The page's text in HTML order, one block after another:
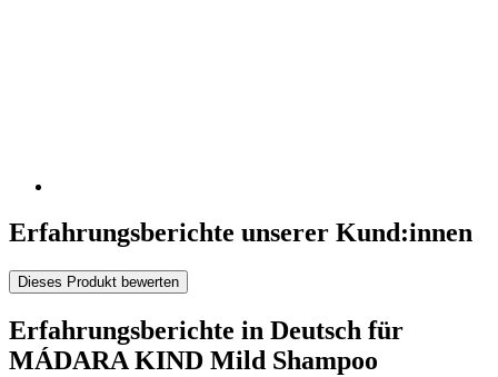
Erfahrungsberichte unserer Kund:innen
Dieses Produkt bewerten
Erfahrungsberichte in Deutsch für
MÁDARA KIND Mild Shampoo